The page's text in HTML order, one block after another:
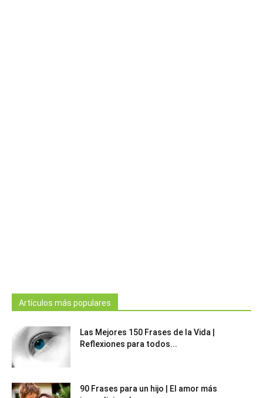
Artículos más populares
Las Mejores 150 Frases de la Vida |
Reflexiones para todos...
90 Frases para un hijo | El amor más